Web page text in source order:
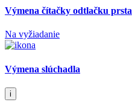
Výmena čítačky odtlačku prsta
Na vyžiadanie
Výmena slúchadla
i